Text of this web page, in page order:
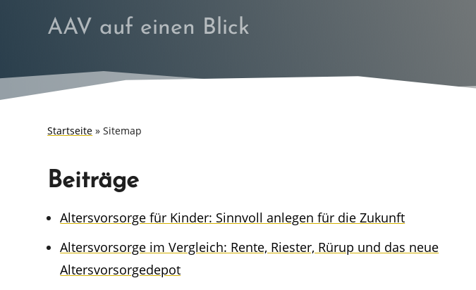
AAV auf einen Blick
Start­sei­te »Sitemap
Beiträge
Alters­vor­sor­ge für Kinder: Sinnvoll anlegen für die Zukunft
Alters­vor­sor­ge im Vergleich: Rente, Riester, Rürup und das neue
Altersvorsorgedepot